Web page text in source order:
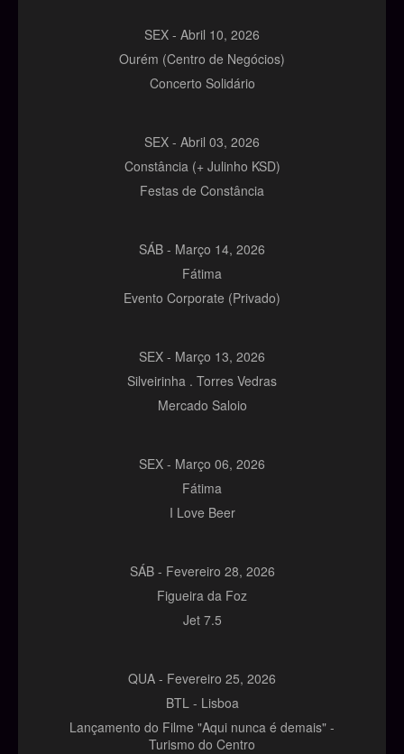
SEX - Abril 10, 2026
Ourém (Centro de Negócios)
Concerto Solidário
SEX - Abril 03, 2026
Constância (+ Julinho KSD)
Festas de Constância
SÁB - Março 14, 2026
Fátima
Evento Corporate (Privado)
SEX - Março 13, 2026
Silveirinha . Torres Vedras
Mercado Saloio
SEX - Março 06, 2026
Fátima
I Love Beer
SÁB - Fevereiro 28, 2026
Figueira da Foz
Jet 7.5
QUA - Fevereiro 25, 2026
BTL - Lisboa
Lançamento do Filme "Aqui nunca é demais" -
Turismo do Centro